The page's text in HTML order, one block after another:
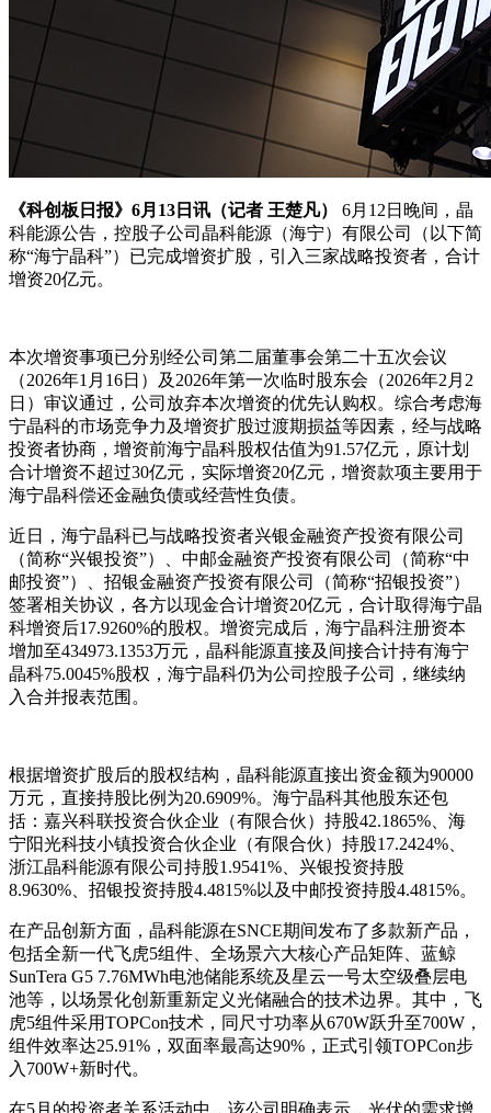
《科创板日报》6月13日讯（记者 王楚凡）
6月12日晚间，晶
科能源公告，控股子公司晶科能源（海宁）有限公司（以下简
称“海宁晶科”）已完成增资扩股，引入三家战略投资者，合计
增资20亿元。
本次增资事项已分别经公司第二届董事会第二十五次会议
（2026年1月16日）及2026年第一次临时股东会（2026年2月2
日）审议通过，公司放弃本次增资的优先认购权。综合考虑海
宁晶科的市场竞争力及增资扩股过渡期损益等因素，经与战略
投资者协商，增资前海宁晶科股权估值为91.57亿元，原计划
合计增资不超过30亿元，实际增资20亿元，增资款项主要用于
海宁晶科偿还金融负债或经营性负债。
近日，海宁晶科已与战略投资者兴银金融资产投资有限公司
（简称“兴银投资”）、中邮金融资产投资有限公司（简称“中
邮投资”）、招银金融资产投资有限公司（简称“招银投资”）
签署相关协议，各方以现金合计增资20亿元，合计取得海宁晶
科增资后17.9260%的股权。增资完成后，海宁晶科注册资本
增加至434973.1353万元，晶科能源直接及间接合计持有海宁
晶科75.0045%股权，海宁晶科仍为公司控股子公司，继续纳
入合并报表范围。
根据增资扩股后的股权结构，晶科能源直接出资金额为90000
万元，直接持股比例为20.6909%。海宁晶科其他股东还包
括：嘉兴科联投资合伙企业（有限合伙）持股42.1865%、海
宁阳光科技小镇投资合伙企业（有限合伙）持股17.2424%、
浙江晶科能源有限公司持股1.9541%、兴银投资持股
8.9630%、招银投资持股4.4815%以及中邮投资持股4.4815%。
在产品创新方面，晶科能源在SNCE期间发布了多款新产品，
包括全新一代飞虎5组件、全场景六大核心产品矩阵、蓝鲸
SunTera G5 7.76MWh电池储能系统及星云一号太空级叠层电
池等，以场景化创新重新定义光储融合的技术边界。其中，飞
虎5组件采用TOPCon技术，同尺寸功率从670W跃升至700W，
组件效率达25.91%，双面率最高达90%，正式引领TOPCon步
入700W+新时代。